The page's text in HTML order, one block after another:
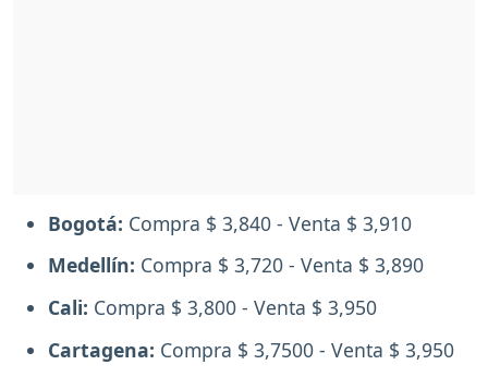
Bogotá: Compra $ 3,840 - Venta $ 3,910
Medellín: Compra $ 3,720 - Venta $ 3,890
Cali: Compra $ 3,800 - Venta $ 3,950
Cartagena: Compra $ 3,7500 - Venta $ 3,950